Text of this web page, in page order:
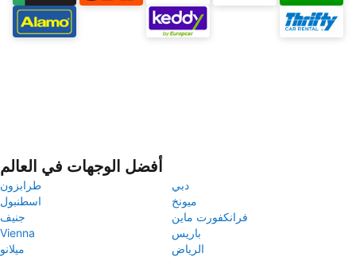
أفضل الوجهات في العالم
طرابزون
دبي
اسطنبول
ميونخ
جنيف
فرانكفورت ماين
Vienna
باريس
ميلانو
الرياض